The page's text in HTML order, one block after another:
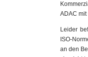
ADAC
Leider
ISO-
an den